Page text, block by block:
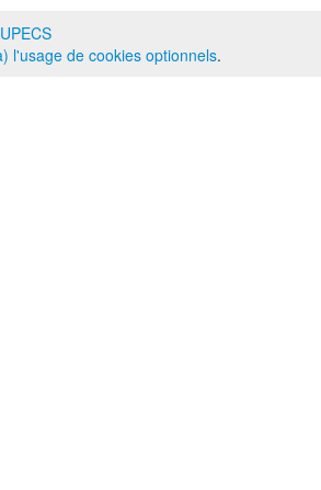
UPECS
l'usage de cookies optionnels.